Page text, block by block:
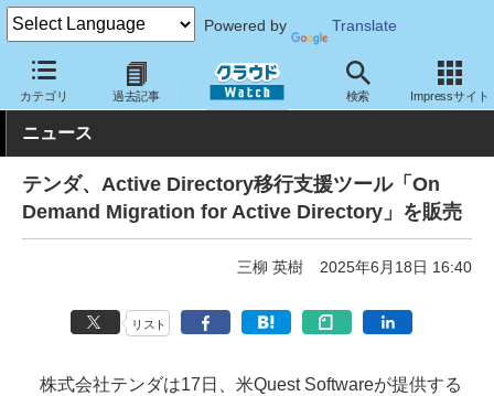
Powered by Translate
カテゴリ 過去記事 検索 Impressサイト
クラウド Watch サービス・ソフト サービス 導入支援
ニュース
テンダ、Active Directory移行支援ツール「On
Demand Migration for Active Directory」を販売
三柳 英樹 2025年6月18日 16:40
リスト
株式会社テンダは17日、米Quest Softwareが提供する